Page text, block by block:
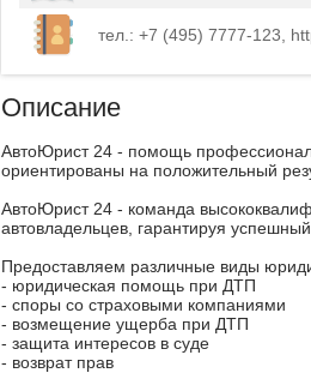
тел.: +7 (495) 7777-123,
Описание
АвтоЮрист 24 - помощь
ориентированы на положительный
АвтоЮрист 24 - команда
автовладельцев, гарантируя
Предоставляем различные виды
- юридическая помощь при ДТП
- споры со страховыми компаниями
- возмещение ущерба при ДТП
- защита интересов в суде
- возврат прав